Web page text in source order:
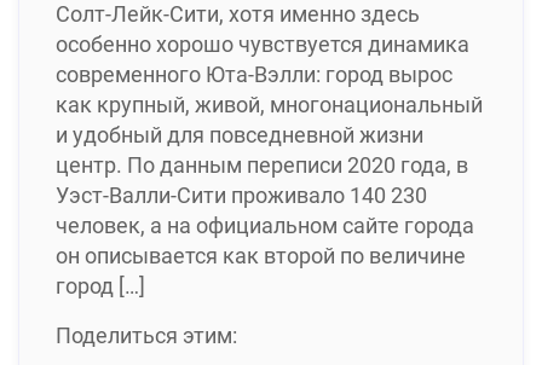
Солт-Лейк-Сити, хотя именно здесь
особенно хорошо чувствуется динамика
современного Юта-Вэлли: город вырос
как крупный, живой, многонациональный
и удобный для повседневной жизни
центр. По данным переписи 2020 года, в
Уэст-Валли-Сити проживало 140 230
человек, а на официальном сайте города
он описывается как второй по величине
город […]
Поделиться этим: